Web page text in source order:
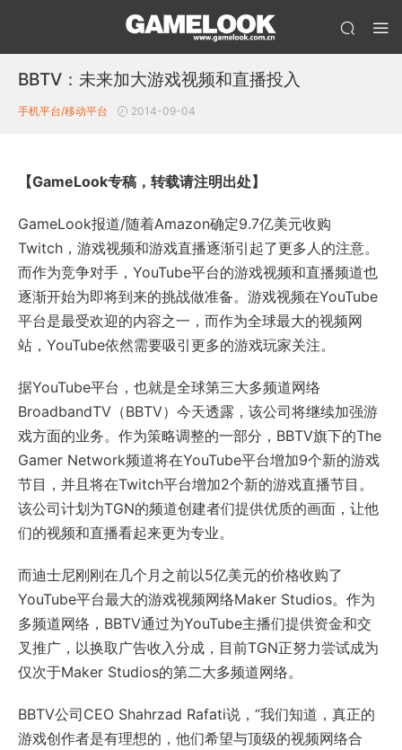
BBTV：未来加大游戏视频和直播投入
手机平台/移动平台 2014-09-04
【GameLook专稿，转载请注明出处】
GameLook报道/随着Amazon确定9.7亿美元收购
Twitch，游戏视频和游戏直播逐渐引起了更多人的注意。
而作为竞争对手，YouTube平台的游戏视频和直播频道也
逐渐开始为即将到来的挑战做准备。游戏视频在YouTube
平台是最受欢迎的内容之一，而作为全球最大的视频网
站，YouTube依然需要吸引更多的游戏玩家关注。
据YouTube平台，也就是全球第三大多频道网络
BroadbandTV（BBTV）今天透露，该公司将继续加强游
戏方面的业务。作为策略调整的一部分，BBTV旗下的The
Gamer Network频道将在YouTube平台增加9个新的游戏
节目，并且将在Twitch平台增加2个新的游戏直播节目。
该公司计划为TGN的频道创建者们提供优质的画面，让他
们的视频和直播看起来更为专业。
而迪士尼刚刚在几个月之前以5亿美元的价格收购了
YouTube平台最大的游戏视频网络Maker Studios。作为
多频道网络，BBTV通过为YouTube主播们提供资金和交
叉推广，以换取广告收入分成，目前TGN正努力尝试成为
仅次于Maker Studios的第二大多频道网络。
BBTV公司CEO Shahrzad Rafati说，“我们知道，真正的
游戏创作者是有理想的，他们希望与顶级的视频网络合